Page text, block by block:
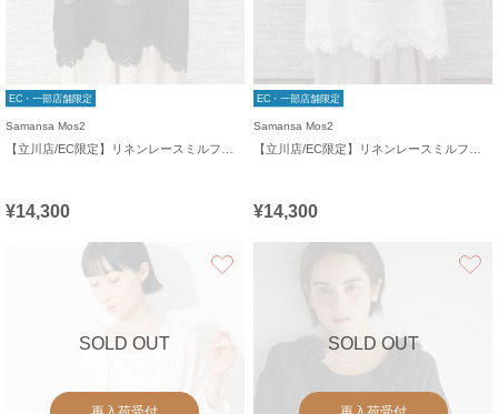
EC・一部店舗限定
Samansa Mos2
¥14,300
EC・一部店舗限定
Samansa Mos2
¥14,300
SOLD OUT SOLD OUT